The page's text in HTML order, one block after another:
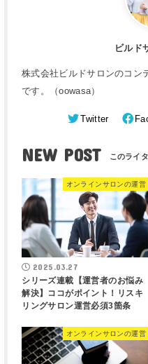
ビルド
株式会社ビルドサロンのコン
です。（oowasa）
Twitter
NEW POST
オンラインサロンの運営
2025.03.27
シリーズ連載【運営者のお悩み
解決】ココがポイント！リスキ
リングサロン運営必須3箇条
オンラインサロンの運営